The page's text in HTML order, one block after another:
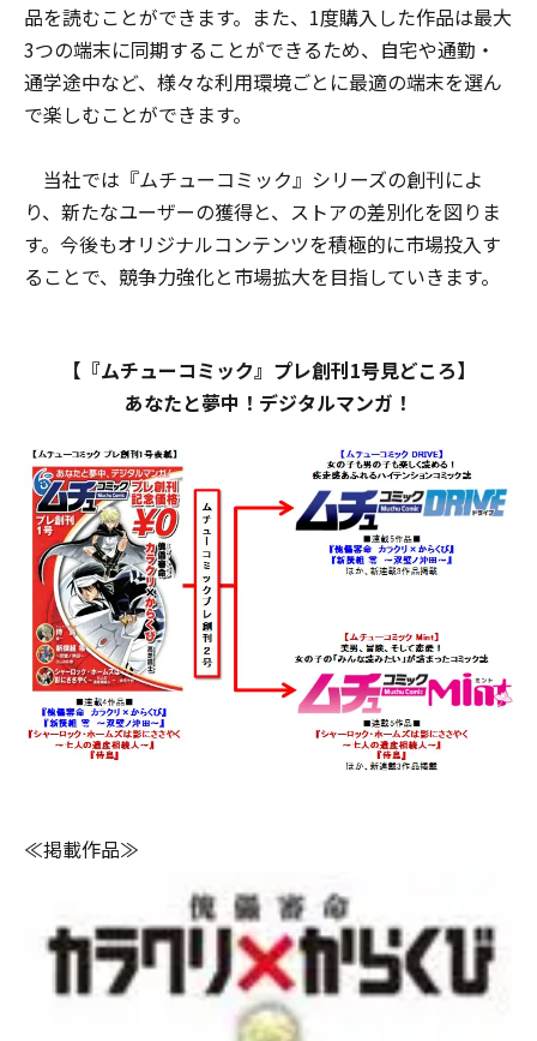
品を読むことができます。また、1度購入した作品は最大
3つの端末に同期することができるため、自宅や通勤・
通学途中など、様々な利用環境ごとに最適の端末を選ん
で楽しむことができます。
当社では『ムチューコミック』シリーズの創刊によ
り、新たなユーザーの獲得と、ストアの差別化を図りま
す。今後もオリジナルコンテンツを積極的に市場投入す
ることで、競争力強化と市場拡大を目指していきます。
【『ムチューコミック』プレ創刊1号見どころ】
あなたと夢中！デジタルマンガ！
≪掲載作品≫